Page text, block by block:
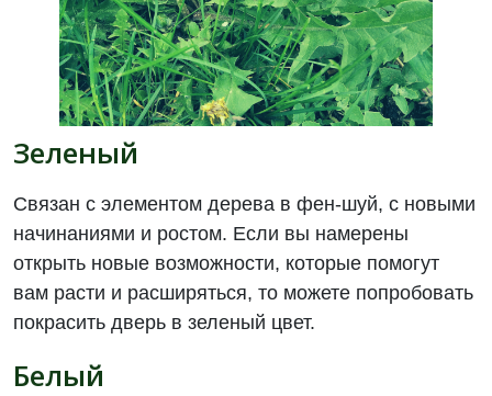
Зеленый
Связан с элементом дерева в фен-шуй, с новыми
начинаниями и ростом. Если вы намерены
открыть новые возможности, которые помогут
вам расти и расширяться, то можете попробовать
покрасить дверь в зеленый цвет.
Белый